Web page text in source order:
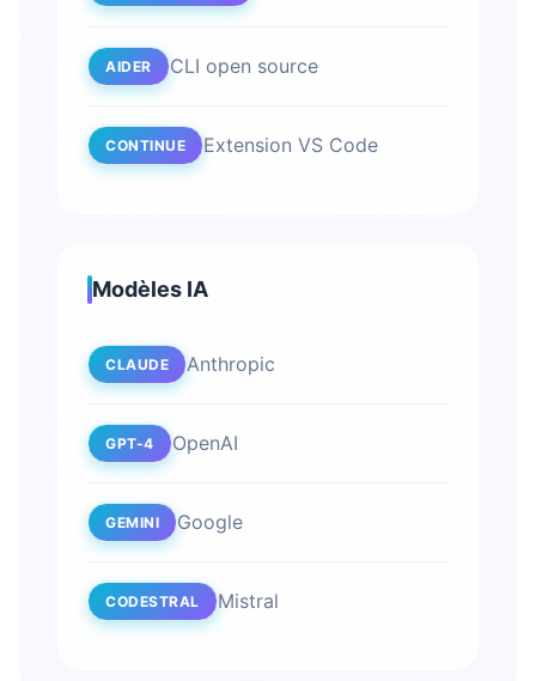
AIDER CLI open source
CONTINUE Extension VS Code
Modèles IA
CLAUDE Anthropic
GPT-4 OpenAI
GEMINI Google
CODESTRAL Mistral